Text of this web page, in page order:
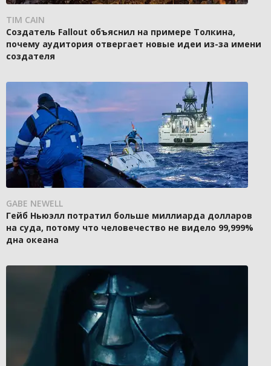
TIM CAIN
Создатель Fallout объяснил на примере Толкина,
почему аудитория отвергает новые идеи из-за имени
создателя
GABE NEWELL
Гейб Ньюэлл потратил больше миллиарда долларов
на суда, потому что человечество не видело 99,999%
дна океана